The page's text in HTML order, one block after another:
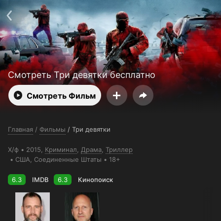
Смотреть Три девятки бесплатно
Смотреть Фильм
Главная / Фильмы / Три девятки
Х/ф 2015, Криминал Драма Триллер
США , Соединенные Штаты 18+
6.3 IMDB 6.3 Кинопоиск
Поддержка:support@24h.tv
О сервисе
Пользовательское соглашение
Политика конфиденциальности
Для партнёров
Открыть приложение
Ввести промокод
Установить на ТВ
Бесплатные каналы Контакты